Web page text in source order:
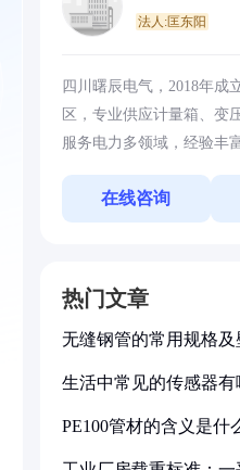
法人:匡东阳
四川曙辰电气，2018年成
区，专业供应计量箱、变
服务电力多领域，经验丰
在线咨询
热门文章
无缝钢管的常用规格及
生活中常见的传感器有
PE100管材的含义是什